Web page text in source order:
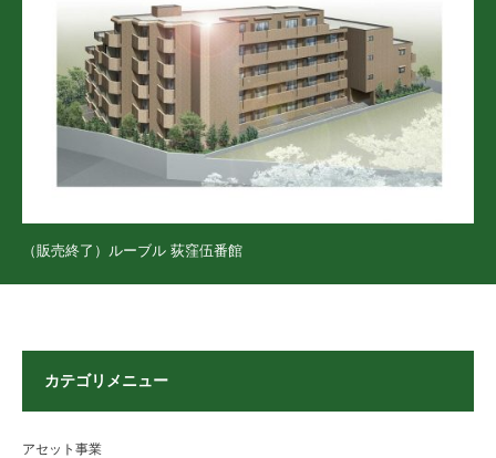
（販売終了）ルーブル 荻窪伍番館
カテゴリメニュー
アセット事業